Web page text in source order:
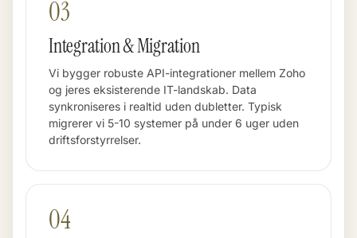
03
Integration & Migration
Vi bygger robuste API-integrationer mellem Zoho
og jeres eksisterende IT-landskab. Data
synkroniseres i realtid uden dubletter. Typisk
migrerer vi 5-10 systemer på under 6 uger uden
driftsforstyrrelser.
04